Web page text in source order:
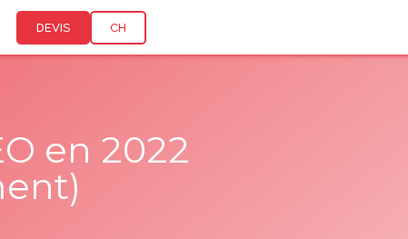
DEVIS CH
en 2022